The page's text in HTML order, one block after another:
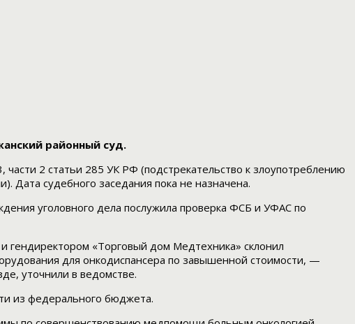
районный суд.
2 статьи 285 УК РФ (подстрекательство к злоупотреблению
судебного заседания пока не назначена.
уголовного дела послужила проверка ФСБ и УФАС по
гендиректором «Торговый дом Медтехника» склонил
для онкодиспансера по завышенной стоимости, —
уточнили в ведомстве.
из федерального бюджета.